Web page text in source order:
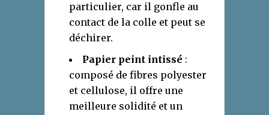
particulier, car il gonfle au
contact de la colle et peut se
déchirer.
Papier peint intissé :
composé de fibres polyester
et cellulose, il offre une
meilleure solidité et un